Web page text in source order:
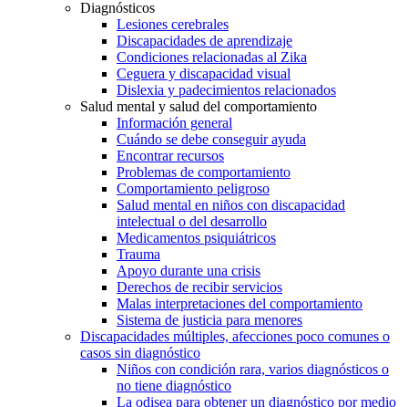
Diagnósticos
Lesiones cerebrales
Discapacidades de aprendizaje
Condiciones relacionadas al Zika
Ceguera y discapacidad visual
Dislexia y padecimientos relacionados
Salud mental y salud del comportamiento
Información general
Cuándo se debe conseguir ayuda
Encontrar recursos
Problemas de comportamiento
Comportamiento peligroso
Salud mental en niños con discapacidad
intelectual o del desarrollo
Medicamentos psiquiátricos
Trauma
Apoyo durante una crisis
Derechos de recibir servicios
Malas interpretaciones del comportamiento
Sistema de justicia para menores
Discapacidades múltiples, afecciones poco comunes o
casos sin diagnóstico
Niños con condición rara, varios diagnósticos o
no tiene diagnóstico
La odisea para obtener un diagnóstico por medio